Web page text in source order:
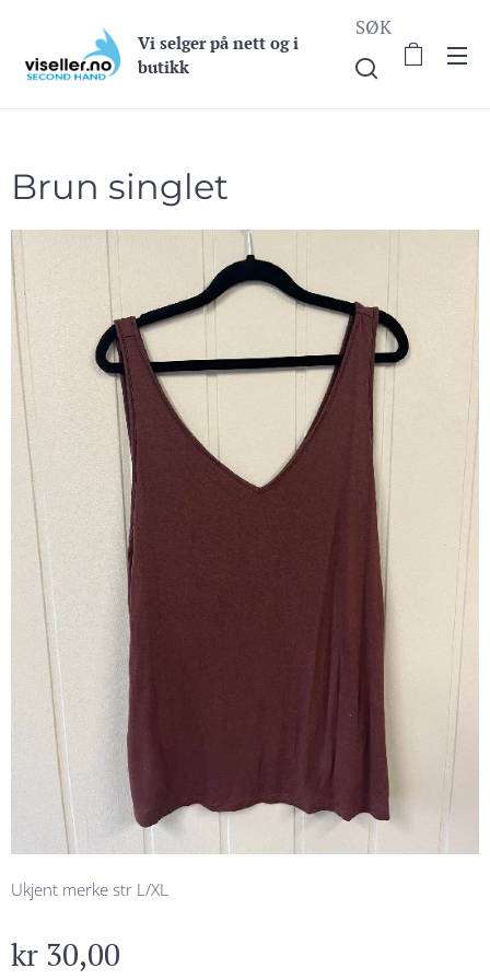
Vi selger på nett og i
butikk
SØK
Brun singlet
Ukjent merke str L/XL
kr 30,00